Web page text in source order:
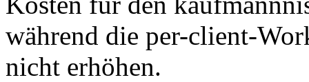
während die per-client-
nicht erhöhen.